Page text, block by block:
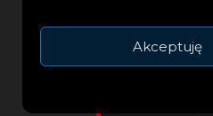
Akceptuję